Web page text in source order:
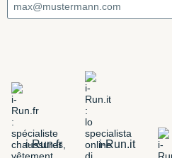
i-Run.fr i-Run.it